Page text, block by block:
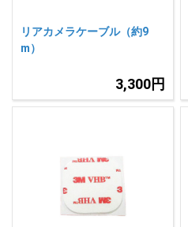
リアカメラケーブル（約9
m）
3,300円